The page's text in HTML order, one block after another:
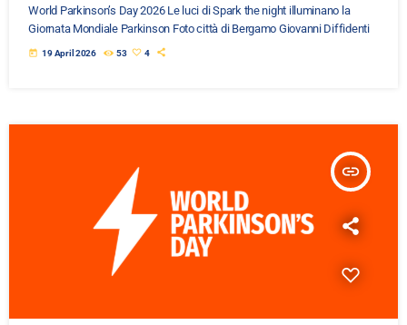
World Parkinson’s Day 2026 Le luci di Spark the night illuminano la
Giornata Mondiale Parkinson Foto città di Bergamo Giovanni Diffidenti
today 19 April 2026 53 4
insert_link